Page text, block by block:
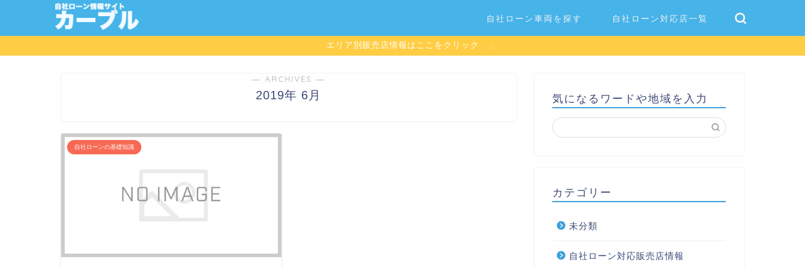
自社ローン車両を探す 自社ローン対応店一覧
エリア別販売店情報はここをクリック
― ARCHIVES ―
2019年 6月
自社ローンの基礎知識
気になるワードや地域を入力
カテゴリー
未分類
自社ローン対応販売店情報